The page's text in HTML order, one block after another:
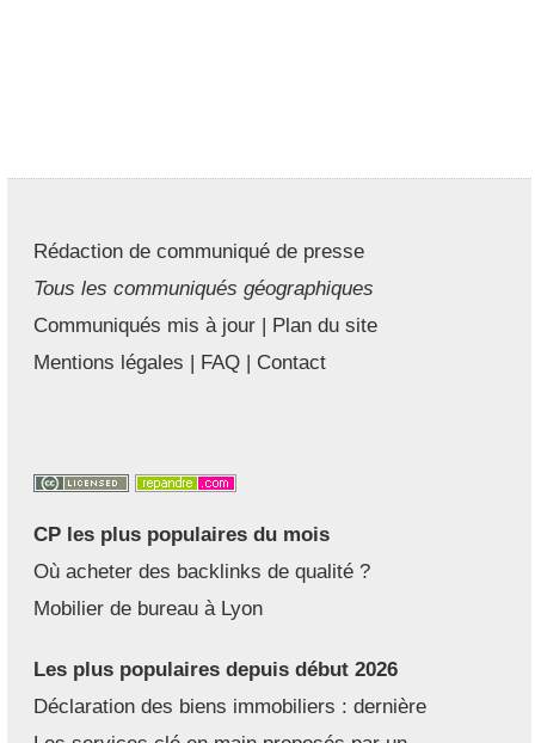
Rédaction de communiqué de presse
Tous les communiqués géographiques
Communiqués mis à jour | Plan du site
Mentions légales | FAQ | Contact
CP les plus populaires du mois
Où acheter des backlinks de qualité ?
Mobilier de bureau à Lyon
Les plus populaires depuis début 2026
Déclaration des biens immobiliers : dernière